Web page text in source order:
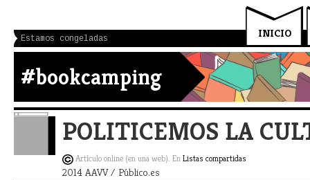
INICIO
Estamos congeladas
#bookcamping
POLITICEMOS LA
Artículo online (en una web). EnListas compartidas
2014 AAVV / Público.es